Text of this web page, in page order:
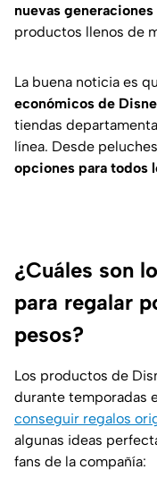
nuevas generaciones
productos llenos de
La buena noticia es
económicos de
tiendas
línea. Desde
opciones para todos
¿Cuáles son
para regalar
pesos?
Los productos de
durante temporadas
conseguir regalos
algunas ideas
fans de la compañía: